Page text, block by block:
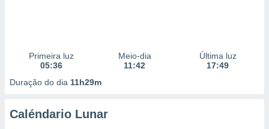
Primeira luz
05:36
Meio-dia
11:42
Última luz
17:49
Duração do dia 11h29m
Caléndario Lunar